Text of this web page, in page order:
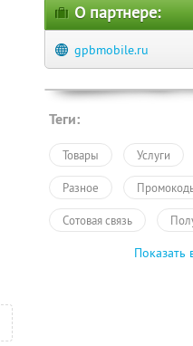
О партнере:
gpbmobile.ru
Теги:
Товары Услуги
Разное
Сотовая связь
Показать